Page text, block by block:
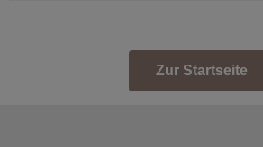
Zur Startseite